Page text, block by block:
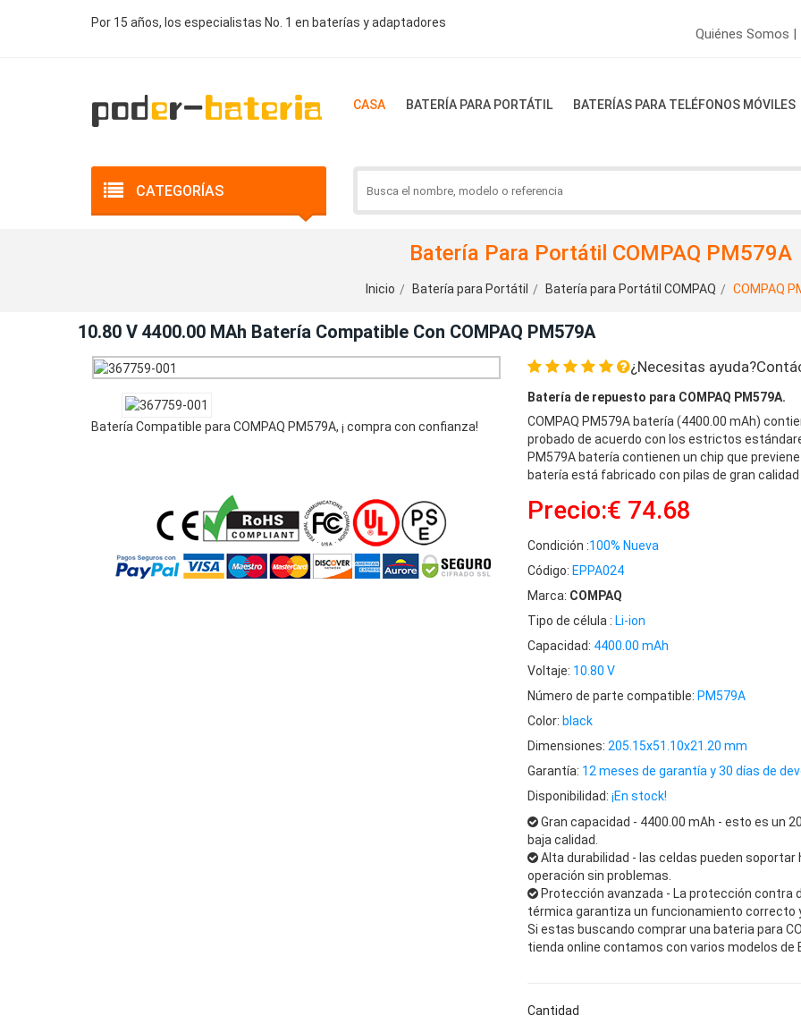
Por 15 años, los especialistas No. 1 en baterías y adaptadores
Quiénes Somos |
CASA BATERÍA PARA PORTÁTIL BATERÍAS PARA TELÉFONOS MÓVILES
CATEGORÍAS
Batería Para Portátil COMPAQ PM579A
Inicio Batería para Portátil Batería para Portátil COMPAQ COMPAQ
10.80 V 4400.00 MAh Batería Compatible Con COMPAQ PM579A
Batería Compatible para COMPAQ PM579A, ¡ compra con confianza!
¿Necesitas
Batería de repuesto para COMPAQ PM579A.
COMPAQ PM579A batería (4400.00 mAh)
probado de acuerdo con los estrictos
PM579A batería contienen un chip que
batería está fabricado con pilas de gran
Precio:€ 74.68
Condición :100% Nueva
Código: EPPA024
Marca: COMPAQ
Tipo de célula : Li-ion
Capacidad: 4400.00 mAh
Voltaje: 10.80 V
Número de parte compatible: PM579A
Color: black
Dimensiones: 205.15x51.10x21.20 mm
Garantía: 12 meses de garantía y 30 días de
Disponibilidad: ¡En stock!
Gran capacidad - 4400.00 mAh - esto es un
baja calidad.
Alta durabilidad - las celdas pueden soportar
operación sin problemas.
Protección avanzada - La protección contra
térmica garantiza un funcionamiento correcto
Si estas buscando comprar una bateria para
tienda online contamos con varios modelos
Cantidad